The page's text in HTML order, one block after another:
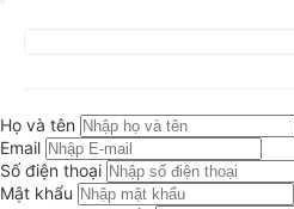
Họ và tên
Email
Số điện thoại
Mật khẩu